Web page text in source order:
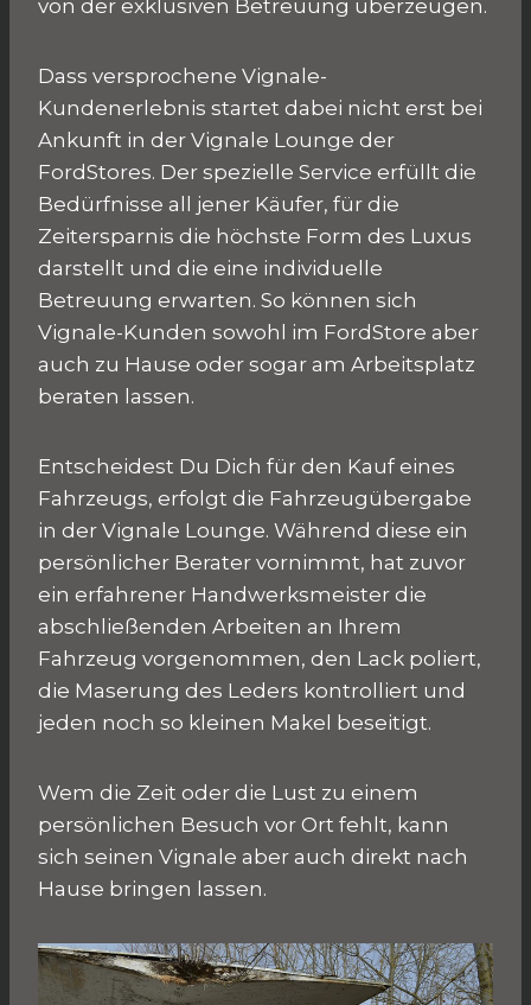
von der exklusiven Betreuung überzeugen.
Dass versprochene Vignale-
Kundenerlebnis startet dabei nicht erst bei
Ankunft in der Vignale Lounge der
FordStores. Der spezielle Service erfüllt die
Bedürfnisse all jener Käufer, für die
Zeitersparnis die höchste Form des Luxus
darstellt und die eine individuelle
Betreuung erwarten. So können sich
Vignale-Kunden sowohl im FordStore aber
auch zu Hause oder sogar am Arbeitsplatz
beraten lassen.
Entscheidest Du Dich für den Kauf eines
Fahrzeugs, erfolgt die Fahrzeugübergabe
in der Vignale Lounge. Während diese ein
persönlicher Berater vornimmt, hat zuvor
ein erfahrener Handwerksmeister die
abschließenden Arbeiten an Ihrem
Fahrzeug vorgenommen, den Lack poliert,
die Maserung des Leders kontrolliert und
jeden noch so kleinen Makel beseitigt.
Wem die Zeit oder die Lust zu einem
persönlichen Besuch vor Ort fehlt, kann
sich seinen Vignale aber auch direkt nach
Hause bringen lassen.